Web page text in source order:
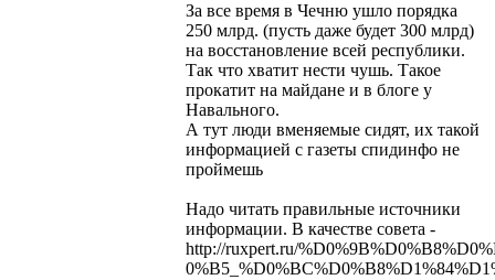
За все время в Чечню ушло порядка
250 млрд. (пусть даже будет 300 млрд)
на восстановление всей республики.
Так что хватит нести чушь. Такое
прокатит на майдане и в блоге у
Навального.
А тут люди вменяемые сидят, их такой
информацией с газеты спидинфо не
проймешь
Надо читать правильные источники
информации. В качестве совета -
http://ruxpert.ru/